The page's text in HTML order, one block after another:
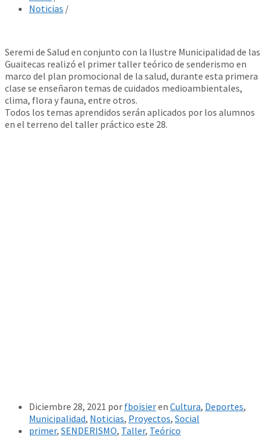
Noticias /
Seremi de Salud en conjunto con la Ilustre Municipalidad de las
Guaitecas realizó el primer taller teórico de senderismo en
marco del plan promocional de la salud, durante esta primera
clase se enseñaron temas de cuidados medioambientales,
clima, flora y fauna, entre otros.
Todos los temas aprendidos serán aplicados por los alumnos
en el terreno del taller práctico este 28.
Diciembre 28, 2021 por fboisieren Cultura, Deportes,
Municipalidad, Noticias, Proyectos, Social
primer, SENDERISMO, Taller, Teórico